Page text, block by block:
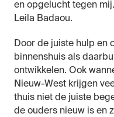
en opgelucht tegen
Leila Badaou.
Door de juiste hulp en
binnenshuis als
ontwikkelen. Ook
Nieuw-West krijgen
thuis niet de juiste
de ouders nieuw is en